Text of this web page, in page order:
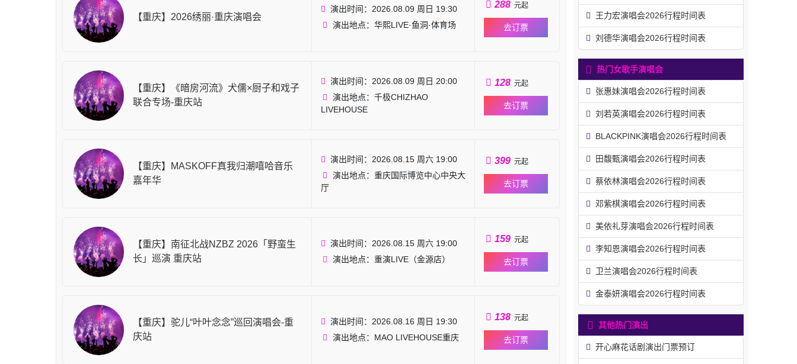
【重庆】2026绣丽·重庆演唱会
演出时间：2026.08.09 周日 19:30
演出地点：华熙LIVE·鱼洞·体育场
288 元起
去订票
【重庆】《暗房河流》犬儒×厨子和戏子
联合专场-重庆站
演出时间：2026.08.09 周日 20:00
演出地点：千极CHIZHAO
LIVEHOUSE
128 元起
去订票
【重庆】MASKOFF真我归潮嘻哈音乐
嘉年华
演出时间：2026.08.15 周六 19:00
演出地点：重庆国际博览中心中央大
厅
399 元起
去订票
【重庆】南征北战NZBZ 2026「野蛮生
长」巡演 重庆站
演出时间：2026.08.15 周六 19:00
演出地点：重演LIVE（金源店）
159 元起
去订票
【重庆】驼儿“叶叶念念”巡回演唱会-重
庆站
演出时间：2026.08.16 周日 19:30
演出地点：MAO LIVEHOUSE重庆
138 元起
去订票
王力宏演唱会2026行程时间表
刘德华演唱会2026行程时间表
热门女歌手演唱会
张惠妹演唱会2026行程时间表
刘若英演唱会2026行程时间表
BLACKPINK演唱会2026行程时间表
田馥甄演唱会2026行程时间表
蔡依林演唱会2026行程时间表
邓紫棋演唱会2026行程时间表
美依礼芽演唱会2026行程时间表
李知恩演唱会2026行程时间表
卫兰演唱会2026行程时间表
金泰妍演唱会2026行程时间表
其他热门演出
开心麻花话剧演出门票预订